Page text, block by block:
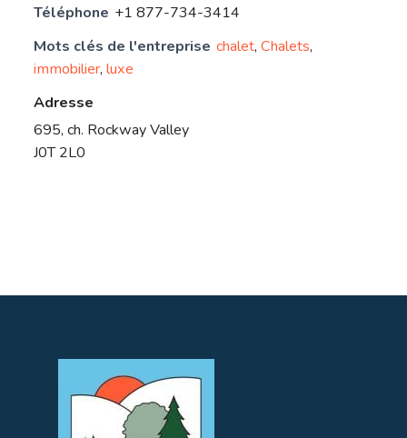
Téléphone +1 877-734-3414
Mots clés de l'entreprise chalet, Chalets,
immobilier, luxe
Adresse
695, ch. Rockway Valley
J0T 2L0